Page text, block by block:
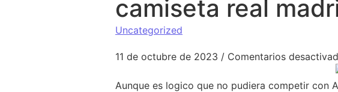
camiseta real
Uncategorized
11 de octubre de 2023 / Comentarios
Aunque es logico que no pudiera competir con